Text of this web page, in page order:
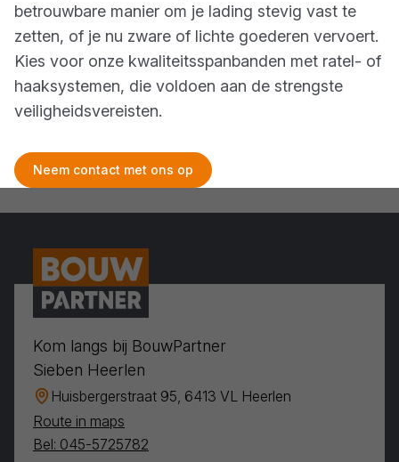
betrouwbare manier om je lading stevig vast te
zetten, of je nu zware of lichte goederen vervoert.
Kies voor onze kwaliteitsspanbanden met ratel- of
haaksystemen, die voldoen aan de strengste
veiligheidsvereisten.
Neem contact met ons op
Kom langs bij BouwPartner
Sieben Heerlen
Huisbergerstraat 95, 6413 VL Heerlen
Route in maps
Bel: 045-5725782